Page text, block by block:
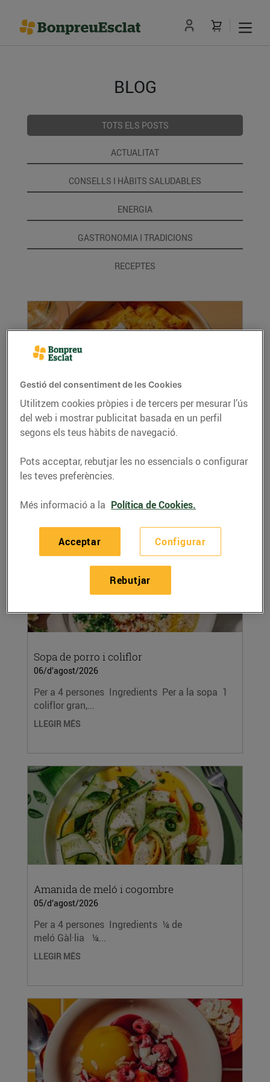
BLOG
TOTS ELS POSTS
ACTUALITAT
CONSELLS I HÀBITS SALUDABLES
ENERGIA
GASTRONOMIA I TRADICIONS
RECEPTES
Pasta de carbassa i misso amb xips d'all
06/d’agost/2026
Per a 4 persones Ingredients Per a la pasta i la
salsa 450 g...
Sopa de porro i coliflor
06/d’agost/2026
Per a 4 persones Ingredients Per a la sopa 1
coliflor gran,...
LLEGIR MÉS
Amanida de meló i cogombre
05/d’agost/2026
Per a 4 persones Ingredients ¼ de
meló Gàl·lia ¼...
LLEGIR MÉS
Gestió del consentiment de les Cookies
Utilitzem cookies pròpies i de tercers per mesurar l’ús
del web i mostrar publicitat basada en un perfil
segons els teus hàbits de navegació.
Pots acceptar, rebutjar les no essencials o configurar
les teves preferències.
Més informació a la Política de Cookies.
Configurar
Rebutjar
Acceptar